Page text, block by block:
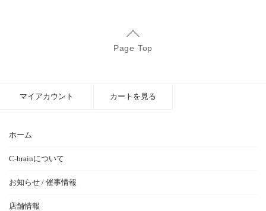
Page Top
ホーム
C-brainについて
お知らせ / 催事情報
店舗情報
マイアカウント カートを見る